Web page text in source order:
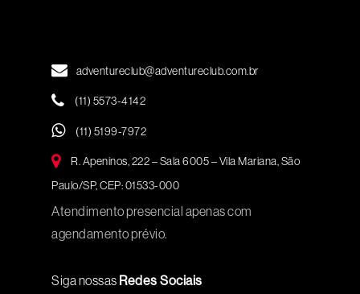
adventureclub@adventureclub.com.br
(11) 5573-4142
(11) 5199-7972
R. Apeninos, 222 – Sala 6005 – Vila Mariana, São
Paulo/SP, CEP: 01533-000
Atendimento presencial apenas com
agendamento prévio.
Siga nossas Redes Sociais